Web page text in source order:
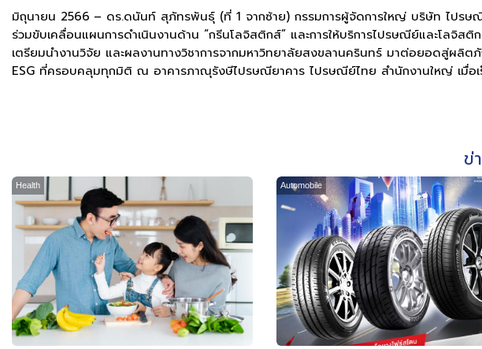
มิถุนายน 2566 – ดร.ดนันท์ สุภัทรพันธุ์ (ที่ 1 จากซ้าย) กรรมการผู้จัดการใหญ่ บริษัท ไปร
ร่วมขับเคลื่อนแผนการดำเนินงานด้าน “กรีนโลจิสติกส์” และการให้บริการไปรษณีย์และโล
เตรียมนำงานวิจัย และผลงานทางวิชาการจากมหาวิทยาลัยสงขลานครินทร์ มาต่อยอดสู่ผลิ
ESG ที่ครอบคลุมทุกมิติ ณ อาคารภาณุรังษีไปรษณียาคาร ไปรษณีย์ไทย สำนักงานใหญ่ เมื่อ
ข่
Health Automobile